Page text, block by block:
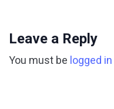
Leave a Reply
You must be logged in